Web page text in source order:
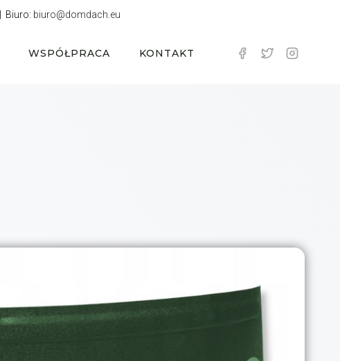
| Biuro: biuro@domdach.eu
WSPÓŁPRACA KONTAKT